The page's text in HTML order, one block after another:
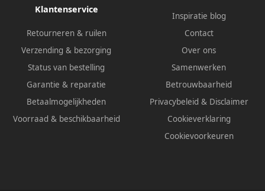
Klantenservice
Retourneren & ruilen
Verzending & bezorging
Status van bestelling
Garantie & reparatie
Betaalmogelijkheden
Voorraad & beschikbaarheid
Inspiratie blog
Contact
Over ons
Samenwerken
Betrouwbaarheid
Privacybeleid & Disclaimer
Cookieverklaring
Cookievoorkeuren